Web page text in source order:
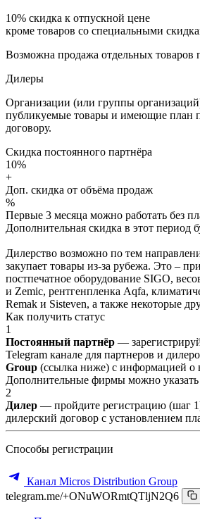
10% скидка к отпускной цене
кроме товаров со специальными
Возможна продажа отдельных товаров
Дилеры
Организации (или группы
публикуемые товары и имеющие план
договору.
Скидка постоянного партнёра
10%
+
Доп. скидка от объёма продаж
%
Первые 3 месяца можно работать без
Дополнительная скидка в этот период
Дилерство возможно по тем
закупает товары из-за рубежа. Это –
постпечатное оборудование SIGO,
и Zemic, рентгенпленка Aqfa,
Remak и Sisteven, а также некоторые
Как получить статус
1
Постоянный партнёр —
Telegram канале для партнеров и
Group (ссылка ниже) с информацией о
Дополнительные фирмы можно указать
2
Дилер — пройдите регистрацию (шаг
дилерский договор с установлением
Способы регистрации
Канал Micros Distribution Group
telegram.me/+ONuWORmtQTljN2Q6